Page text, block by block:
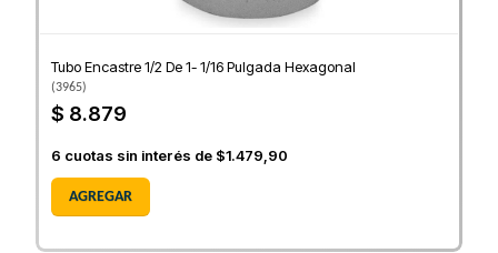
Tubo Encastre 1/2 De 1- 1/16 Pulgada Hexagonal
(3965)
$ 8.879
6 cuotas sin interés de $1.479,90
AGREGAR